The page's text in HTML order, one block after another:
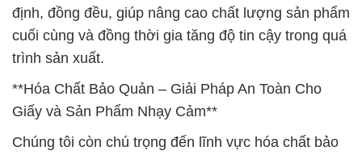
định, đồng đều, giúp nâng cao chất lượng sản phẩm
cuối cùng và đồng thời gia tăng độ tin cậy trong quá
trình sản xuất.
**Hóa Chất Bảo Quản – Giải Pháp An Toàn Cho
Giấy và Sản Phẩm Nhạy Cảm**
Chúng tôi còn chú trọng đến lĩnh vực hóa chất bảo